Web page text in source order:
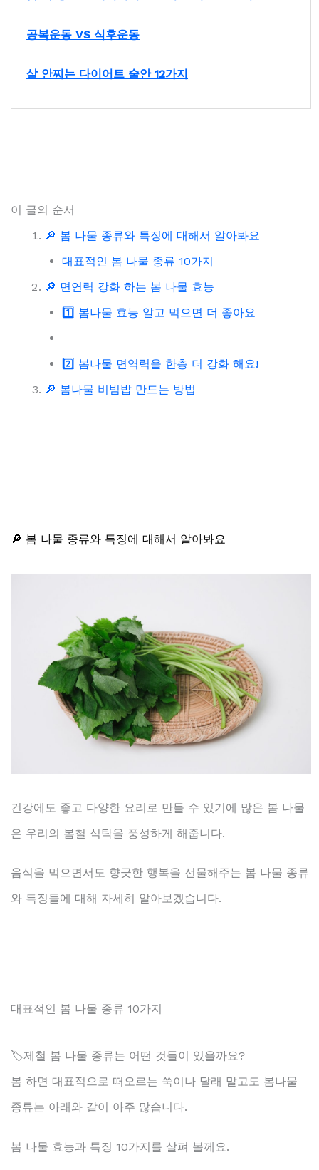
공복운동 VS 식후운동
살 안찌는 다이어트 술안 12가지
이 글의 순서
🔎 봄 나물 종류와 특징에 대해서 알아봐요
대표적인 봄 나물 종류 10가지
🔎 면연력 강화 하는 봄 나물 효능
1️⃣ 봄나물 효능 알고 먹으면 더 좋아요
2️⃣ 봄나물 면역력을 한층 더 강화 해요!
🔎 봄나물 비빔밥 만드는 방법
🔎 봄 나물 종류와 특징에 대해서 알아봐요
건강에도 좋고 다양한 요리로 만들 수 있기에 많은 봄 나물
은 우리의 봄철 식탁을 풍성하게 해줍니다.
음식을 먹으면서도 향긋한 행복을 선물해주는 봄 나물 종류
와 특징들에 대해 자세히 알아보겠습니다.
대표적인 봄 나물 종류 10가지
🏷️제철 봄 나물 종류는 어떤 것들이 있을까요?
봄 하면 대표적으로 떠오르는 쑥이나 달래 말고도 봄나물
종류는 아래와 같이 아주 많습니다.
봄 나물 효능과 특징 10가지를 살펴 볼께요.